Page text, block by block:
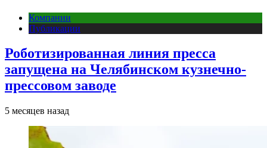
Компании
Публикации
Роботизированная линия пресса
запущена на Челябинском кузнечно-
прессовом заводе
5 месяцев назад